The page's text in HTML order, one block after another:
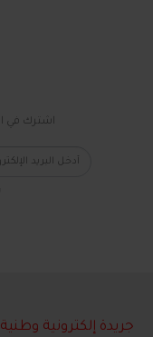
اشترك في
جريدة إلكترونية